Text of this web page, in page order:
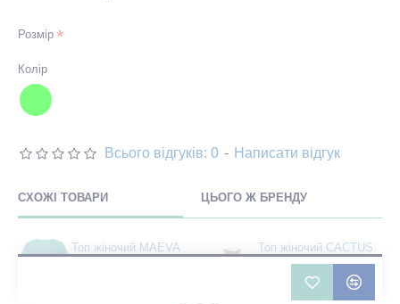
Всього відгуків: 0 - Написати відгук
Розмір
Колір
СХОЖІ ТОВАРИ ЦЬОГО Ж БРЕНДУ
Топ жіночий MAEVA
Топ жіночий CACTUS
бежевий - 11240121